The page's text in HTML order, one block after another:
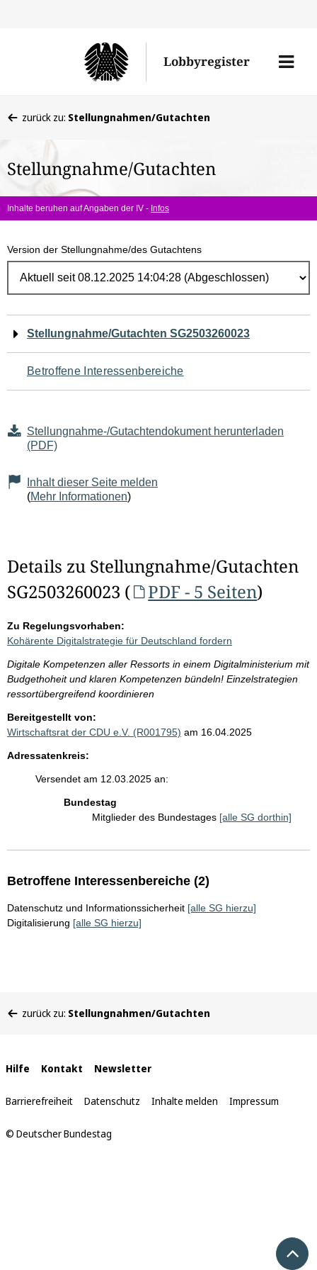
Lobbyregister
Menü
befinden
hier:
zurück zu: Stellungnahmen/Gutachten
Stellungnahme/Gutachten
Inhalte beruhen auf Angaben der IV - Infos
Version der Stellungnahme/des Gutachtens
Navigation
für
den
Seiteninhalt
Stellungnahme/Gutachten SG2503260023
Betroffene Interessenbereiche
Stellungnahme-/Gutachtendokument herunterladen
(PDF)
Inhalt dieser Seite melden
(Mehr Informationen)
Details zu Stellungnahme/Gutachten
SG2503260023 (
PDF - 5 Seiten)
Zu Regelungsvorhaben:
Kohärente Digitalstrategie für Deutschland fordern
Digitale Kompetenzen aller Ressorts in einem Digitalministerium mit
Budgethoheit und klaren Kompetenzen bündeln! Einzelstrategien
ressortübergreifend koordinieren
Bereitgestellt von:
Wirtschaftsrat der CDU e.V. (R001795) am 16.04.2025
Adressatenkreis:
Versendet am 12.03.2025 an:
Bundestag
Mitglieder des Bundestages [alle SG dorthin]
Betroffene Interessenbereiche (2)
Datenschutz und Informationssicherheit [alle SG hierzu]
Digitalisierung [alle SG hierzu]
befinden
zurück zu: Stellungnahmen/Gutachten
Interne
Links
Hilfe Kontakt Newsletter
Barrierefreiheit Datenschutz Inhalte melden Impressum
© Deutscher Bundestag